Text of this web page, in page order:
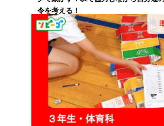
令を考える！